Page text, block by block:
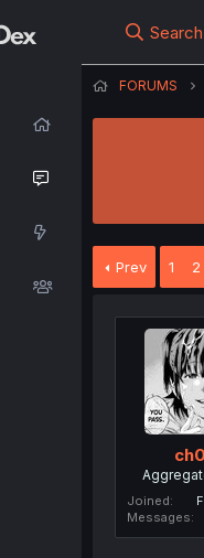
Search
FORUMS
Prev 1 2
Joined
Messages